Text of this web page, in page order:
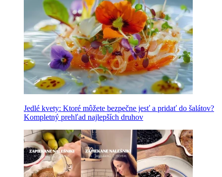
Jedlé kvety: Ktoré môžete bezpečne jesť a pridať do šalátov?
Kompletný prehľad najlepších druhov